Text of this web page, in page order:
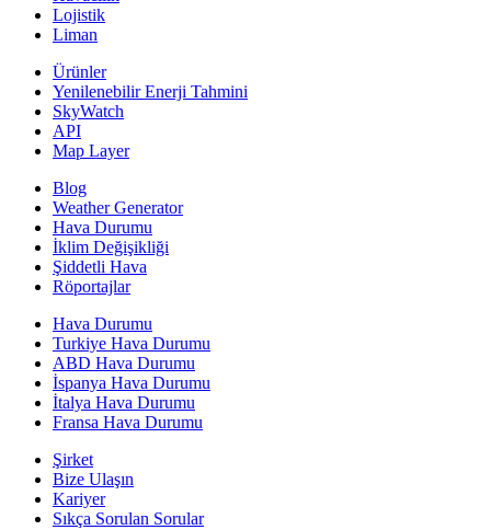
Lojistik
Liman
Ürünler
Yenilenebilir Enerji Tahmini
SkyWatch
API
Map Layer
Blog
Weather Generator
Hava Durumu
İklim Değişikliği
Şiddetli Hava
Röportajlar
Hava Durumu
Turkiye Hava Durumu
ABD Hava Durumu
İspanya Hava Durumu
İtalya Hava Durumu
Fransa Hava Durumu
Şirket
Bize Ulaşın
Kariyer
Sıkça Sorulan Sorular